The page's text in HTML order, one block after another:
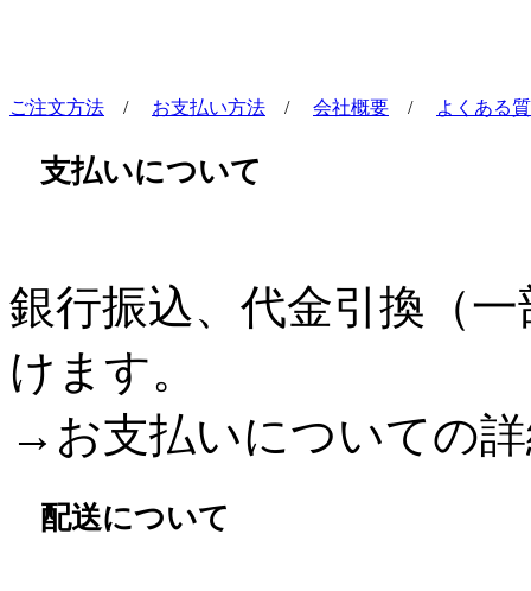
ご注文方法 / お支払い方法 / 会社概要 / よくある
支払いについて
銀行振込、代金引換（
けます。
→お支払いについての
配送について